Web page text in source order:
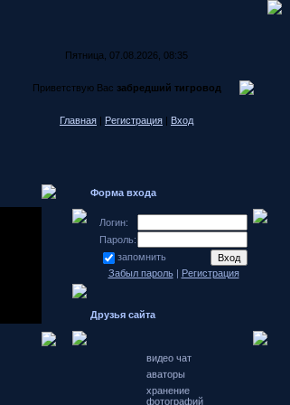
Пятница, 07.08.2026, 08:35
Приветствую Вас забредший тигровод
Главная | Регистрация | Вход
Форма входа
Логин:
Пароль:
запомнить
Забыл пароль| Регистрация
Друзья сайта
Японские
Hondamotor.ru
аваторы
хранение
фотографий